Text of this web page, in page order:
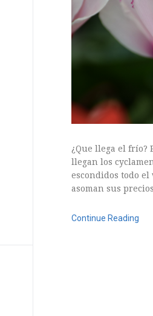
¿Que llega el frío?
llegan los
escondidos todo
asoman sus
Continue Reading